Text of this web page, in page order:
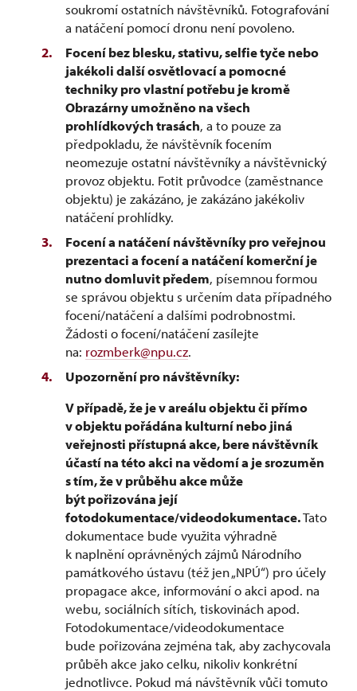
soukromí ostatních návštěvníků. Fotografování
a natáčení pomocí dronu není povoleno.
Focení bez blesku, stativu, selfie tyče nebo
jakékoli další osvětlovací a pomocné
techniky pro vlastní potřebu je kromě
Obrazárny umožněno na všech
prohlídkových trasách, a to pouze za
předpokladu, že návštěvník focením
neomezuje ostatní návštěvníky a návštěvnický
provoz objektu. Fotit průvodce (zaměstnance
objektu) je zakázáno, je zakázáno jakékoliv
natáčení prohlídky.
Focení a natáčení návštěvníky pro veřejnou
prezentaci a focení a natáčení komerční je
nutno domluvit předem, písemnou formou
se správou objektu s určením data případného
focení/natáčení a dalšími podrobnostmi.
Žádosti o focení/natáčení zasílejte
na: rozmberk@npu.cz.
Upozornění pro návštěvníky:
V případě, že je v areálu objektu či přímo
v objektu pořádána kulturní nebo jiná
veřejnosti přístupná akce, bere návštěvník
účastí na této akci na vědomí a je srozuměn
s tím, že v průběhu akce může
být pořizována její
fotodokumentace/videodokumentace.Tato
dokumentace bude využita výhradně
k naplnění oprávněných zájmů Národního
památkového ústavu (též jen „NPÚ“) pro účely
propagace akce, informování o akci apod. na
webu, sociálních sítích, tiskovinách apod.
Fotodokumentace/videodokumentace
bude pořizována zejména tak, aby zachycovala
průběh akce jako celku, nikoliv konkrétní
jednotlivce. Pokud má návštěvník vůči tomuto